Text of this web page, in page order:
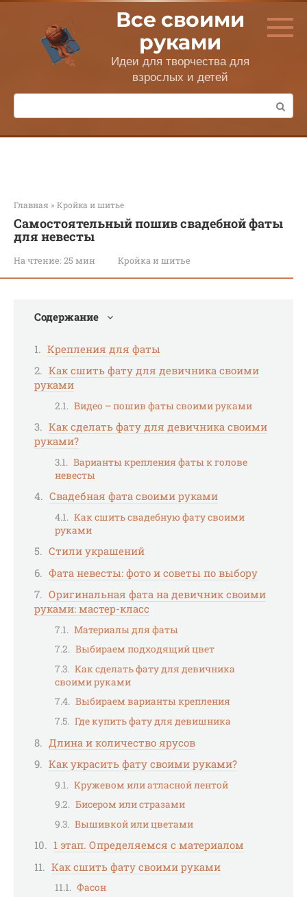
Перейти
контенту
Все своими
руками
Идеи для творчества для
взрослых и детей
Поиск:
Главная » Кройка и шитье
Самостоятельный пошив свадебной фаты
для невесты
На чтение: 25 мин Кройка и шитье
Содержание
Крепления для фаты
Как сшить фату для девичника своими
руками
Видео – пошив фаты своими руками
Как сделать фату для девичника своими
руками?
Варианты крепления фаты к голове
невесты
Свадебная фата своими руками
Как сшить свадебную фату своими
руками
Стили украшений
Фата невесты: фото и советы по выбору
Оригинальная фата на девичник своими
руками: мастер-класс
Материалы для фаты
Выбираем подходящий цвет
Как сделать фату для девичника
своими руками
Выбираем варианты крепления
Где купить фату для девишника
Длина и количество ярусов
Как украсить фату своими руками?
Кружевом или атласной лентой
Бисером или стразами
Вышивкой или цветами
1 этап. Определяемся с материалом
Как сшить фату своими руками
Фасон